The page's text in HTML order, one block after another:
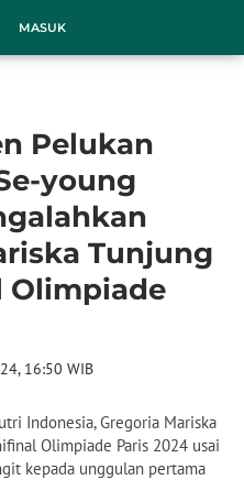
MASUK
Pelukan
young
Tunjung
Olimpiade
16:50 WIB
Indonesia, Gregoria Mariska
Olimpiade Paris 2024 usai
kepada unggulan pertama